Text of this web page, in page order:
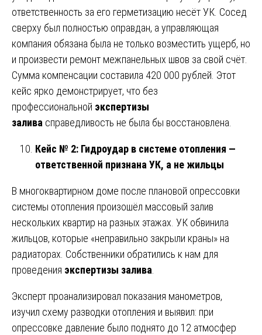
ответственность за его герметизацию несёт УК. Сосед
сверху был полностью оправдан, а управляющая
компания обязана была не только возместить ущерб, но
и произвести ремонт межпанельных швов за свой счёт.
Сумма компенсации составила 420 000 рублей. Этот
кейс ярко демонстрирует, что без
профессиональной экспертизы
залива справедливость не была бы восстановлена.
Кейс № 2: Гидроудар в системе отопления —
ответственной признана УК, а не жильцы
В многоквартирном доме после плановой опрессовки
системы отопления произошёл массовый залив
нескольких квартир на разных этажах. УК обвинила
жильцов, которые «неправильно закрыли краны» на
радиаторах. Собственники обратились к нам для
проведения экспертизы залива
Эксперт проанализировал показания манометров,
изучил схему разводки отопления и выявил: при
опрессовке давление было поднято до 12 атмосфер